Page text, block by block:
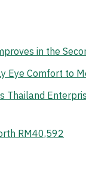
in the
Eye Comfort to
RM40,592